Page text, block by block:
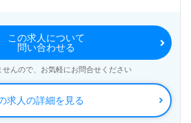
求人の詳細を見る
この求人について
問い合わせる
せんので、お気軽にお問合せください